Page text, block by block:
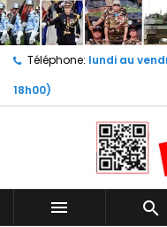
Téléphone: lundi au
18h00)
 